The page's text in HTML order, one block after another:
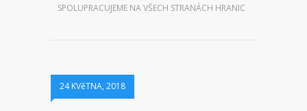
SPOLUPRACUJEME NA VŠECH STRANÁCH HRANIC
24 KVěTNA, 2018